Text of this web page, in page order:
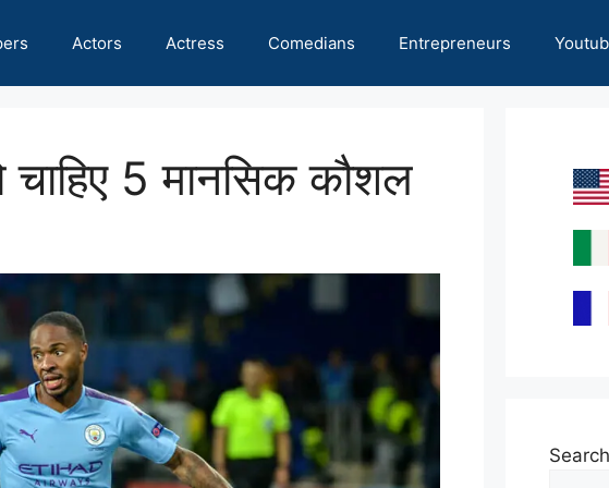
Actors Actress Comedians Entrepreneurs
5 मानसिक कौशल
Search